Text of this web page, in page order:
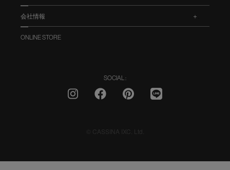
会社情報
ONLINE STORE
SOCIAL :
© CASSINA IXC. Ltd.